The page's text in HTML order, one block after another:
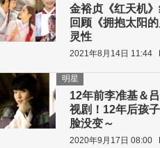
金裕贞《红天机
回顾《拥抱太阳
灵性
2021年8月14日 11:44
12年前李准基＆
视剧！12年后孩
脸没变～
明星
2020年9月17日 08:00